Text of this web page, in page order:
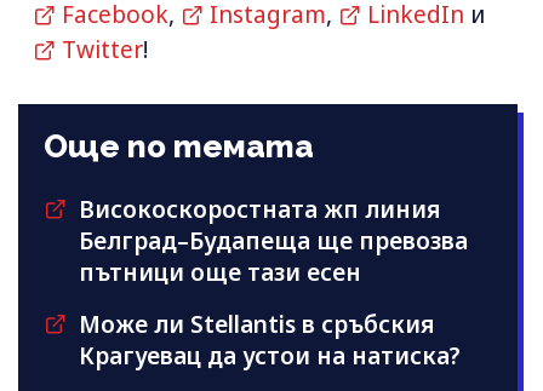
Facebook, Instagram, LinkedIn и
Twitter!
Още по темата
Високоскоростната жп линия
Белград–Будапеща ще превозва
пътници още тази есен
Може ли Stellantis в сръбския
Крагуевац да устои на натиска?